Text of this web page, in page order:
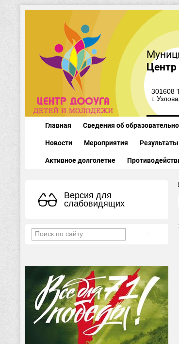
Центр
301608
г.
Главная Сведения об
Новости Мероприятия
Активное долголетие
Версия для
слабовидящих